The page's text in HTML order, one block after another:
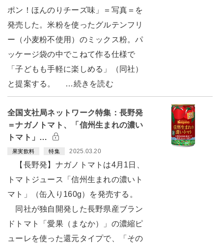
ポン！ほんのりチーズ味」＝写真＝を
発売した。米粉を使ったグルテンフリ
ー（小麦粉不使用）のミックス粉。パ
ッケージ袋の中でこねて作る仕様で
「子どもも手軽に楽しめる」（同社）
と提案する。 …続きを読む
全国支社局ネットワーク特集：長野発
＝ナガノトマト、「信州生まれの濃い
トマト」…
果実飲料 特集 2025.03.20
【長野発】ナガノトマトは4月1日、
トマトジュース「信州生まれの濃いト
マト」（缶入り160g）を発売する。
同社が独自開発した長野県産ブラン
ドトマト「愛果（まなか）」の濃縮ピ
ューレを使った還元タイプで、「その